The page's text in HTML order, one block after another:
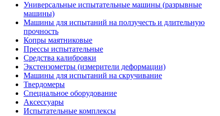
Универсальные испытательные машины (разрывные
машины)
Машины для испытаний на ползучесть и длительную
прочность
Копры маятниковые
Прессы испытательные
Средства калибровки
Экстензометры (измерители деформации)
Машины для испытаний на скручивание
Твердомеры
Специальное оборудование
Аксессуары
Испытательные комплексы